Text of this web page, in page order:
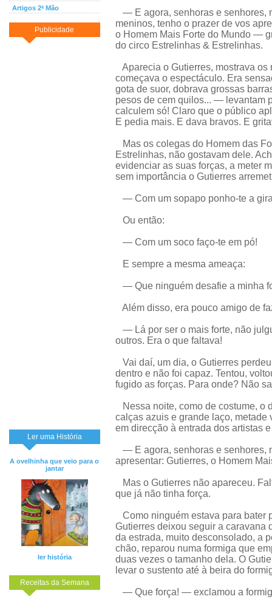
Artigos 2ª Mão
Publicidade
Ler uma História
A ovelhinha que veio para o
jantar
ler história
Receitas da Semana
— E agora, senhoras e senhores,
meninos, tenho o prazer de vos
o Homem Mais Forte do Mundo —
do circo Estrelinhas & Estrelinhas.
Aparecia o Gutierres, mostrava
começava o espectáculo. Era
gota de suor, dobrava grossas
pesos de cem quilos... — levantam
calculem só! Claro que o público
E pedia mais. E dava bravos. E
Mas os colegas do Homem das
Estrelinhas, não gostavam dele.
evidenciar as suas forças, a meter
sem importância o Gutierres
— Com um sopapo ponho-te a
Ou então:
— Com um soco faço-te em pó!
E sempre a mesma ameaça:
— Que ninguém desafie a minha
Além disso, era pouco amigo de
— Lá por ser o mais forte, não
outros. Era o que faltava!
Vai daí, um dia, o Gutierres
dentro e não foi capaz. Tentou,
fugido as forças. Para onde? Não
Nessa noite, como de costume, o
calças azuis e grande laço, metade
em direcção à entrada dos artistas
— E agora, senhoras e senhores,
apresentar: Gutierres, o Homem
Mas o Gutierres não apareceu.
que já não tinha força.
Como ninguém estava para bater
Gutierres deixou seguir a caravana
da estrada, muito desconsolado, a
chão, reparou numa formiga que
duas vezes o tamanho dela. O
levar o sustento até à beira do
— Que força! — exclamou a